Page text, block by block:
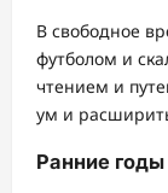
В свободное
футболом и
чтением и
ум и
Ранние